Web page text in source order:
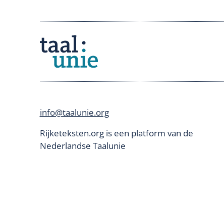
info@taalunie.org
Rijketeksten.org is een platform van de
Nederlandse Taalunie